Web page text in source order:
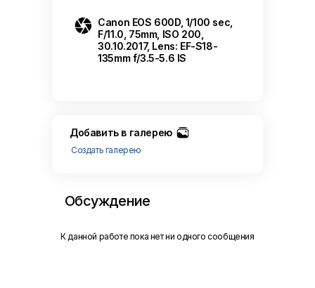
 Canon EOS 600D, 1/100 sec,
F/11.0, 75mm, ISO 200,
30.10.2017, Lens: EF-S18-
135mm f/3.5-5.6 IS
Добавить в галерею
Создать галерею
Обсуждение
К данной работе пока нет ни одного сообщения